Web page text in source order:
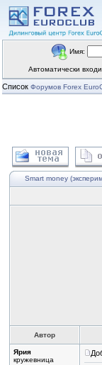
Имя:
Автоматически
Список Форумов Forex
Smart money
Автор
Ярия
кружевница